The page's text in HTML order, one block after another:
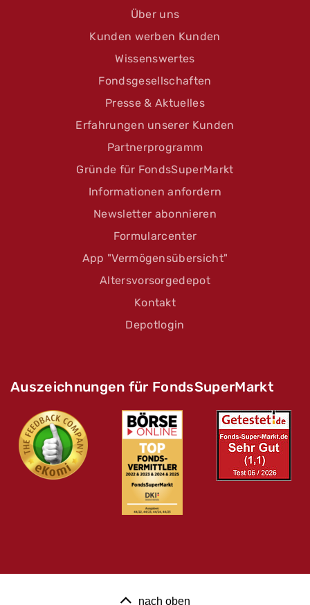
Über uns
Kunden werben Kunden
Wissenswertes
Fondsgesellschaften
Presse & Aktuelles
Erfahrungen unserer Kunden
Partnerprogramm
Gründe für FondsSuperMarkt
Informationen anfordern
Newsletter abonnieren
Formularcenter
App "Vermögensübersicht"
Altersvorsorgedepot
Kontakt
Depotlogin
Auszeichnungen für FondsSuperMarkt
nach oben